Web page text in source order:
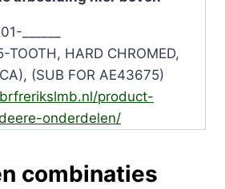
______
TOOTH, HARD CHROMED,
(SUB FOR AE43675)
product-
onderdelen/
combinaties